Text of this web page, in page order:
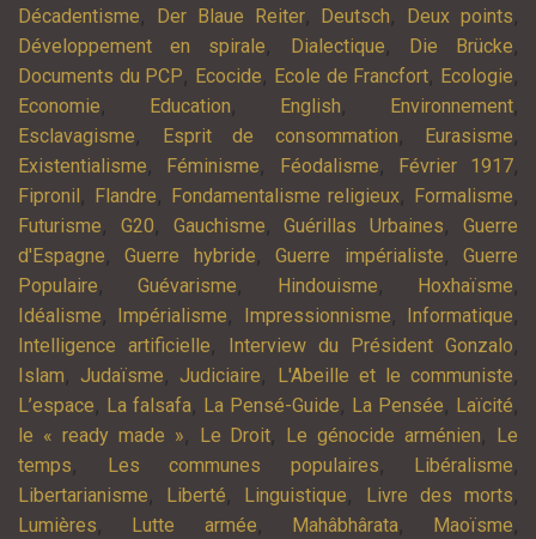
Décadentisme, Der Blaue Reiter, Deutsch, Deux points,
Développement en spirale, Dialectique, Die Brücke,
Documents du PCP, Ecocide, Ecole de Francfort, Ecologie,
Economie, Education, English, Environnement,
Esclavagisme, Esprit de consommation, Eurasisme,
Existentialisme, Féminisme, Féodalisme, Février 1917,
Fipronil , Flandre, Fondamentalisme religieux, Formalisme,
Futurisme, G20, Gauchisme,Guérillas Urbaines,Guerre
d'Espagne,Guerre hybride,Guerre impérialiste,Guerre
Populaire,Guévarisme, Hindouisme, Hoxhaïsme,
Idéalisme, Impérialisme, Impressionnisme, Informatique,
Intelligence artificielle, Interview du Président Gonzalo,
Islam, Judaïsme, Judiciaire, L'Abeille et le communiste,
L’espace, La falsafa, La Pensé-Guide, La Pensée, Laïcité,
le « ready made », Le Droit, Le génocide arménien,
Le
temps, Les communes populaires, Libéralisme,
Libertarianisme, Liberté, Linguistique, Livre des morts,
Lumières, Lutte armée, Mahâbhârata, Maoïsme,